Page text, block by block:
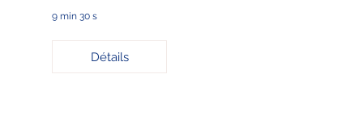
9 min 30 s
Détails